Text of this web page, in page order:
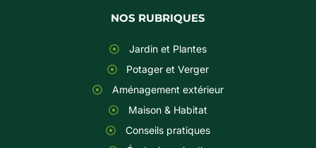
NOS RUBRIQUES
Jardin et Plantes
Potager et Verger
Aménagement extérieur
Maison & Habitat
Conseils pratiques